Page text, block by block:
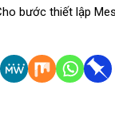
bước thiết lập